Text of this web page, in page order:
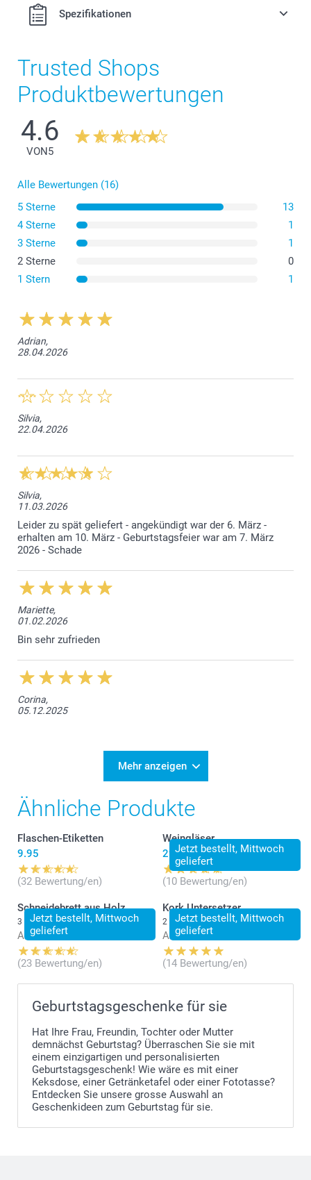
Spezifikationen
Trusted Shops
Produktbewertungen
4.6
VON5
Alle Bewertungen (16)
5 Sterne
13
4 Sterne
1
3 Sterne
1
2 Sterne
0
1 Stern
1
Adrian,
28.04.2026
Silvia,
22.04.2026
Silvia,
11.03.2026
Leider zu spät geliefert - angekündigt war der 6. März -
erhalten am 10. März - Geburtstagsfeier war am 7. März
2026 - Schade
Mariette,
01.02.2026
Bin sehr zufrieden
Corina,
05.12.2025
Mehr anzeigen
Ähnliche Produkte
Flaschen-Etiketten
9.95
(32 Bewertung/en)
Jetzt bestellt, Mittwoch
geliefert
Weingläser
29.95
(10 Bewertung/en)
Jetzt bestellt, Mittwoch
geliefert
Schneidebrett aus Holz
3 Varianten
Ab 34.95
(23 Bewertung/en)
Jetzt bestellt, Mittwoch
geliefert
Kork Untersetzer
2 Varianten
Ab 31.95
(14 Bewertung/en)
Geburtstagsgeschenke für sie
Hat Ihre Frau, Freundin, Tochter oder Mutter
demnächst Geburtstag? Überraschen Sie sie mit
einem einzigartigen und personalisierten
Geburtstagsgeschenk! Wie wäre es mit einer
Keksdose, einer Getränketafel oder einer Fototasse?
Entdecken Sie unsere grosse Auswahl an
Geschenkideen zum Geburtstag für sie.